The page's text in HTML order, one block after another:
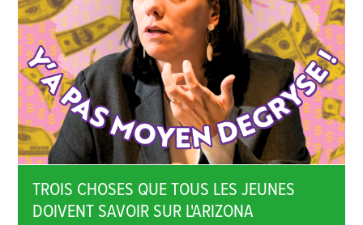
TROIS CHOSES QUE TOUS LES JEUNES
DOIVENT SAVOIR SUR L'ARIZONA